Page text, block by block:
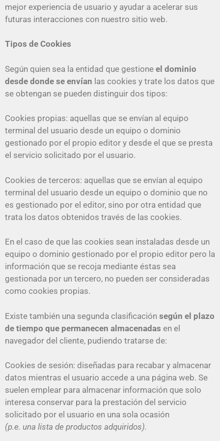
mejor experiencia de usuario y ayudar a acelerar sus
futuras interacciones con nuestro sitio web.
Tipos de Cookies
Según quien sea la entidad que gestione el dominio
desde donde se envían las cookies y trate los datos que
se obtengan se pueden distinguir dos tipos:
Cookies propias: aquellas que se envían al equipo
terminal del usuario desde un equipo o dominio
gestionado por el propio editor y desde el que se presta
el servicio solicitado por el usuario.
Cookies de terceros: aquellas que se envían al equipo
terminal del usuario desde un equipo o dominio que no
es gestionado por el editor, sino por otra entidad que
trata los datos obtenidos través de las cookies.
En el caso de que las cookies sean instaladas desde un
equipo o dominio gestionado por el propio editor pero la
información que se recoja mediante éstas sea
gestionada por un tercero, no pueden ser consideradas
como cookies propias.
Existe también una segunda clasificación según el plazo
de tiempo que permanecen almacenadas en el
navegador del cliente, pudiendo tratarse de:
Cookies de sesión: diseñadas para recabar y almacenar
datos mientras el usuario accede a una página web. Se
suelen emplear para almacenar información que solo
interesa conservar para la prestación del servicio
solicitado por el usuario en una sola ocasión
(p.e. una lista de productos adquiridos).